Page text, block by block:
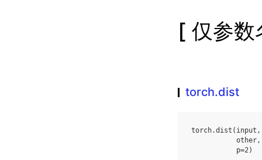
[ 仅参
torch.dist
torch.dist ( input ,
other,
p=2)